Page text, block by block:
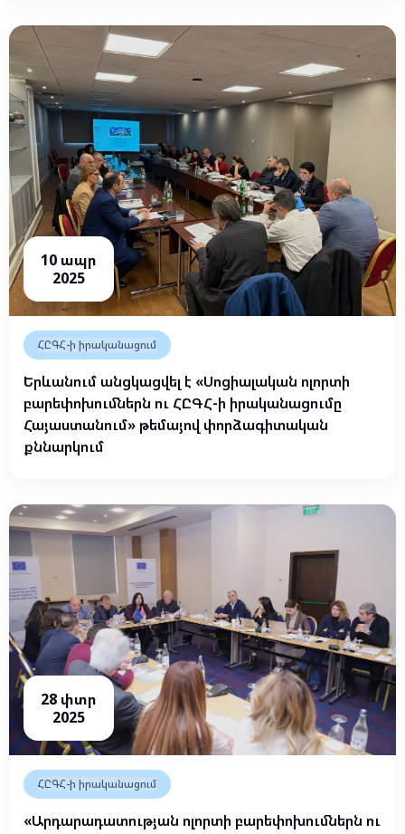
10 ապր
2025
ՀԸԳՀ-ի իրականացում
Երևանում անցկացվել է «Սոցիալական ոլորտի
բարեփոխումներն ու ՀԸԳՀ-ի իրականացումը
Հայաստանում» թեմայով փորձագիտական
քննարկում
28 փտր
2025
ՀԸԳՀ-ի իրականացում
«Արդարադատության ոլորտի բարեփոխումներն ու